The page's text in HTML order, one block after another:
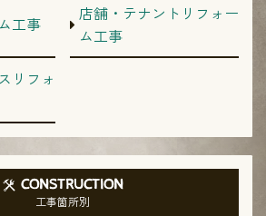
工事
店舗・テナントリフォー
ム工事
リフォ
CONSTRUCTION
工事箇所別